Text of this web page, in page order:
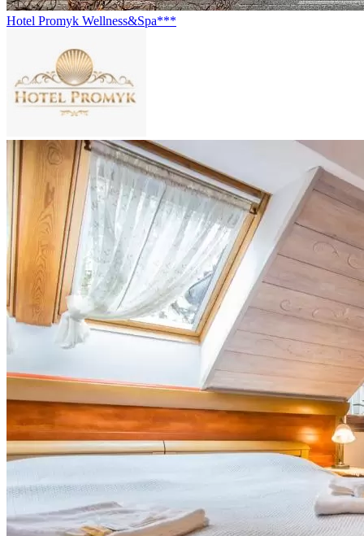
Hotel Promyk Wellness&Spa***